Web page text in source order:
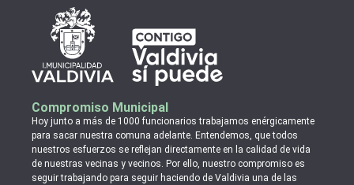
Compromiso Municipal
Hoy junto a más de 1000 funcionarios trabajamos enérgicamente
para sacar nuestra comuna adelante. Entendemos, que todos
nuestros esfuerzos se reflejan directamente en la calidad de vida
de nuestras vecinas y vecinos. Por ello, nuestro compromiso es
seguir trabajando para seguir haciendo de Valdivia una de las